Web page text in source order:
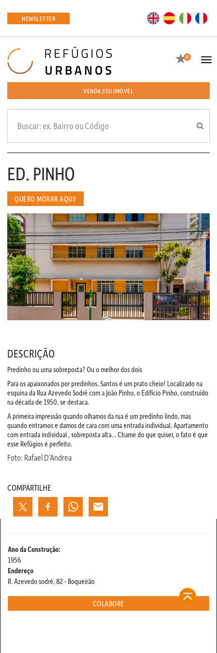
NEWSLETTER EN ES
Favoritos
0
VENDA SEU IMÓVEL
ED. PINHO
QUERO MORAR AQUI!
DESCRIÇÃO
Predinho ou uma sobreposta? Ou o melhor dos dois
Para os apaixonados por predinhos, Santos é um prato cheio! Localizado na
esquina da Rua Azevedo Sodré com a João Pinho, o Edifício Pinho, construído
na década de 1950, se destaca.
A primeira impressão quando olhamos da rua é um predinho lindo, mas
quando entramos e damos de cara com uma entrada individual. Apartamento
com entrada individual , sobreposta alta… Chame do que quiser, o fato é que
esse Refúgios é perfeito.
Foto: Rafael D’Andrea
COMPARTILHE
Ano da Construção:
1956
Endereço
R. Azevedo sodré, 82 - Boqueirão
COLABORE